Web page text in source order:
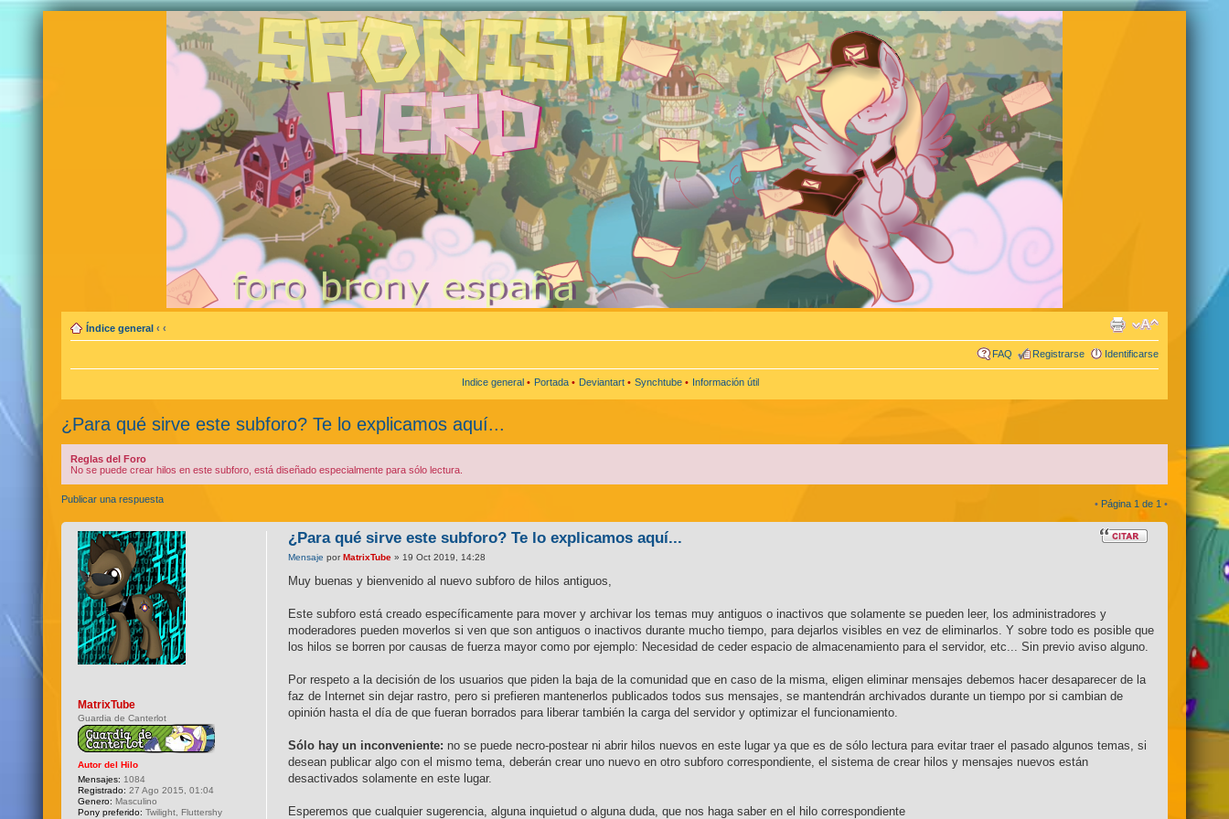
Índice general ‹ ‹
FAQ Registrarse Identificarse
Indice general • Portada • Deviantart • Synchtube • Información útil
¿Para qué sirve este subforo? Te lo explicamos aquí...
Reglas del Foro
No se puede crear hilos en este subforo, está diseñado especialmente para sólo lectura.
Publicar una respuesta • Página 1 de 1 •
¿Para qué sirve este subforo? Te lo explicamos aquí...
Mensaje porMatrixTube » 19 Oct 2019, 14:28
Muy buenas y bienvenido al nuevo subforo de hilos antiguos,
Este subforo está creado específicamente para mover y archivar los temas muy antiguos o inactivos que solamente se pueden leer, los administradores y
moderadores pueden moverlos si ven que son antiguos o inactivos durante mucho tiempo, para dejarlos visibles en vez de eliminarlos. Y sobre todo es posible que
los hilos se borren por causas de fuerza mayor como por ejemplo: Necesidad de ceder espacio de almacenamiento para el servidor, etc... Sin previo aviso alguno.
Por respeto a la decisión de los usuarios que piden la baja de la comunidad que en caso de la misma, eligen eliminar mensajes debemos hacer desaparecer de la
faz de Internet sin dejar rastro, pero si prefieren mantenerlos publicados todos sus mensajes, se mantendrán archivados durante un tiempo por si cambian de
opinión hasta el día de que fueran borrados para liberar también la carga del servidor y optimizar el funcionamiento.
Sólo hay un inconveniente: no se puede necro-postear ni abrir hilos nuevos en este lugar ya que es de sólo lectura para evitar traer el pasado algunos temas, si
desean publicar algo con el mismo tema, deberán crear uno nuevo en otro subforo correspondiente, el sistema de crear hilos y mensajes nuevos están
desactivados solamente en este lugar.
Esperemos que cualquier sugerencia, alguna inquietud o alguna duda, que nos haga saber en el hilo correspondiente
MatrixTube
Guardia de Canterlot
Autor del Hilo
Mensajes: 1084
Registrado: 27 Ago 2015, 01:04
Genero: Masculino
Pony preferido: Twilight, Fluttershy